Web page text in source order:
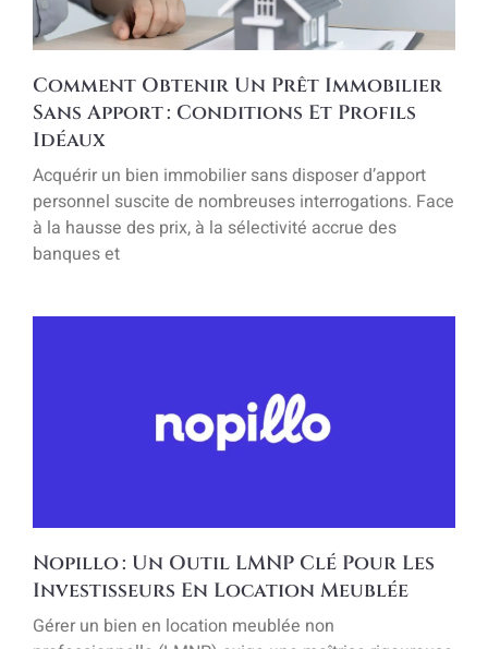
Comment Obtenir Un Prêt Immobilier
Sans Apport : Conditions Et Profils
Idéaux
Acquérir un bien immobilier sans disposer d’apport
personnel suscite de nombreuses interrogations. Face
à la hausse des prix, à la sélectivité accrue des
banques et
Nopillo : Un Outil LMNP Clé Pour Les
Investisseurs En Location Meublée
Gérer un bien en location meublée non